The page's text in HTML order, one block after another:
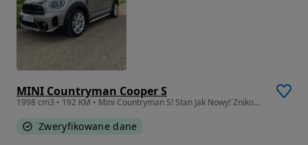
MINI Countryman Cooper S
1998 cm3 • 192 KM • Mini Countryman S! Stan Jak Nowy! Znikomy przebieg!
Zweryfikowane dane